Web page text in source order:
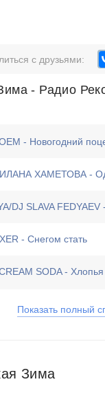
с друзьями:
- Радио
- Новогодний
ХАМЕТОВА -
DJ SLAVA FEDYAEV
- Снегом стать
SODA -
Показать полный
Зима